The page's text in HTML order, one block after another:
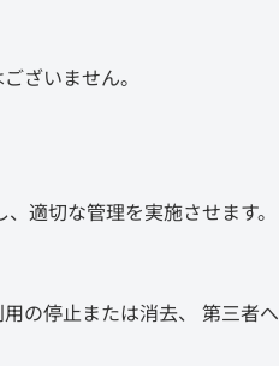
ざいません。
適切な管理を実施させます。
の停止または消去、 第三者へ